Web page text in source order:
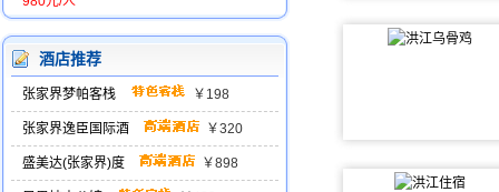
酒店推荐
张家界梦帕客栈 ￥198
张家界逸臣国际酒 ￥320
盛美达(张家界)度 ￥898